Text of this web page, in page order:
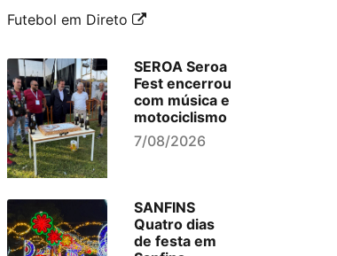
Futebol em Direto
SEROA Seroa
Fest encerrou
com música e
motociclismo
7/08/2026
SANFINS
Quatro dias
de festa em